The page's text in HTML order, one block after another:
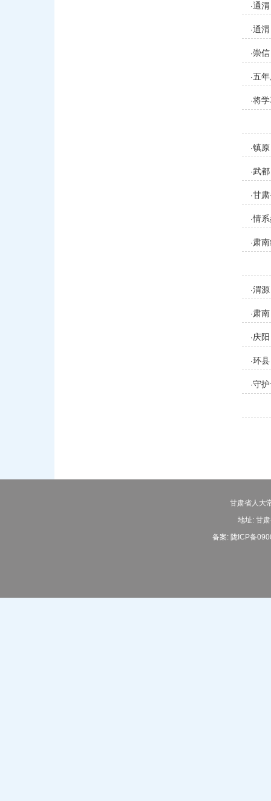
·通
·通
·崇
·五
·将
·镇
·武
·甘
·情
·肃
·渭
·肃
·庆
·环
·守
甘肃省人大
地址: 甘
备案: 陇ICP备